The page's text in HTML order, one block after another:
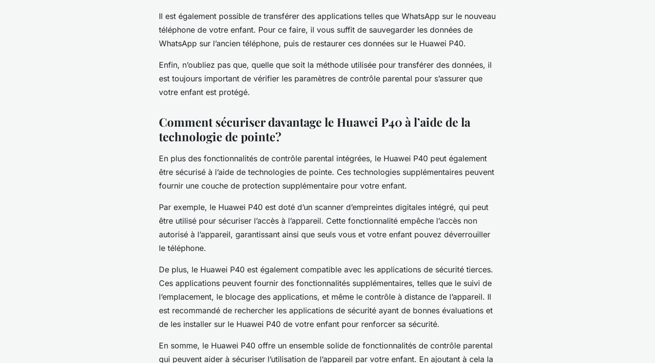
Il est également possible de transférer des applications telles que WhatsApp sur le nouveau
téléphone de votre enfant. Pour ce faire, il vous suffit de sauvegarder les données de
WhatsApp sur l’ancien téléphone, puis de restaurer ces données sur le Huawei P40.
Enfin, n’oubliez pas que, quelle que soit la méthode utilisée pour transférer des données, il
est toujours important de vérifier les paramètres de contrôle parental pour s’assurer que
votre enfant est protégé.
Comment sécuriser davantage le Huawei P40 à l’aide de la
technologie de pointe?
En plus des fonctionnalités de contrôle parental intégrées, le Huawei P40 peut également
être sécurisé à l’aide de technologies de pointe. Ces technologies supplémentaires peuvent
fournir une couche de protection supplémentaire pour votre enfant.
Par exemple, le Huawei P40 est doté d’un scanner d’empreintes digitales intégré, qui peut
être utilisé pour sécuriser l’accès à l’appareil. Cette fonctionnalité empêche l’accès non
autorisé à l’appareil, garantissant ainsi que seuls vous et votre enfant pouvez déverrouiller
le téléphone.
De plus, le Huawei P40 est également compatible avec les applications de sécurité tierces.
Ces applications peuvent fournir des fonctionnalités supplémentaires, telles que le suivi de
l’emplacement, le blocage des applications, et même le contrôle à distance de l’appareil. Il
est recommandé de rechercher les applications de sécurité ayant de bonnes évaluations et
de les installer sur le Huawei P40 de votre enfant pour renforcer sa sécurité.
En somme, le Huawei P40 offre un ensemble solide de fonctionnalités de contrôle parental
qui peuvent aider à sécuriser l’utilisation de l’appareil par votre enfant. En ajoutant à cela la